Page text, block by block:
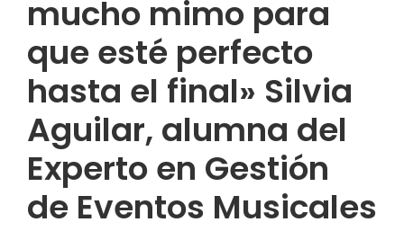
mucho mimo para
que esté perfecto
hasta el final» Silvia
Aguilar, alumna del
Experto en Gestión
de Eventos Musicales